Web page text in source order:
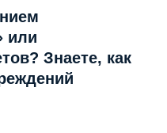
или
Знаете, как